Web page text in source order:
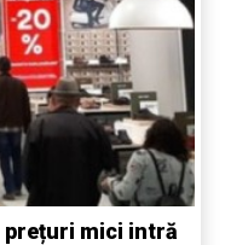
prețuri mici intră